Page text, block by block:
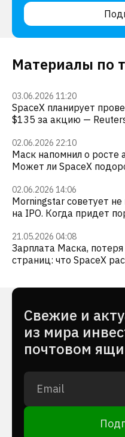
Материалы по
03.06.2026 11:20
SpaceX планирует
$135 за акцию —
02.06.2026 22:10
Маск напомнил о росте
Может ли SpaceX
02.06.2026 14:06
Morningstar советует
на IPO. Когда придет
21.05.2026 04:08
Зарплата Маска,
страниц: что SpaceX
Cвежие и
из мира
почтовом